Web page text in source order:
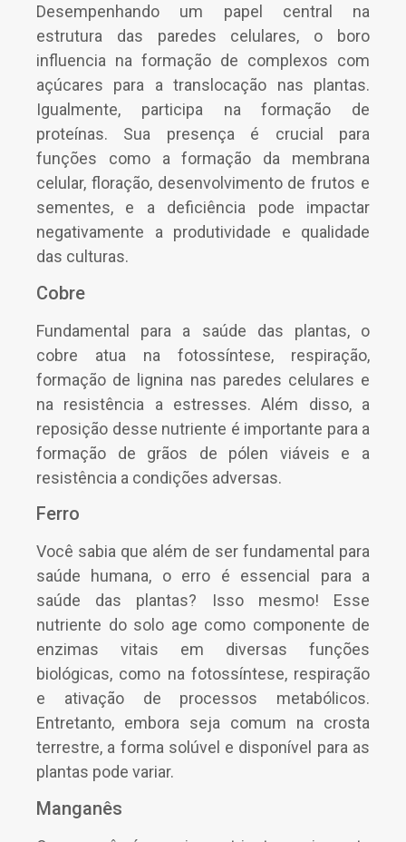
Desempenhando um papel central na
estrutura das paredes celulares, o boro
influencia na formação de complexos com
açúcares para a translocação nas plantas.
Igualmente, participa na formação de
proteínas. Sua presença é crucial para
funções como a formação da membrana
celular, floração, desenvolvimento de frutos e
sementes, e a deficiência pode impactar
negativamente a produtividade e qualidade
das culturas.
Cobre
Fundamental para a saúde das plantas, o
cobre atua na fotossíntese, respiração,
formação de lignina nas paredes celulares e
na resistência a estresses. Além disso, a
reposição desse nutriente é importante para a
formação de grãos de pólen viáveis e a
resistência a condições adversas.
Ferro
Você sabia que além de ser fundamental para
saúde humana, o erro é essencial para a
saúde das plantas? Isso mesmo! Esse
nutriente do solo age como componente de
enzimas vitais em diversas funções
biológicas, como na fotossíntese, respiração
e ativação de processos metabólicos.
Entretanto, embora seja comum na crosta
terrestre, a forma solúvel e disponível para as
plantas pode variar.
Manganês